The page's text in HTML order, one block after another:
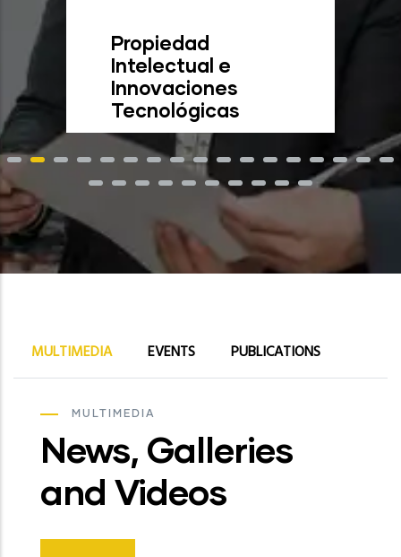
Propiedad
Intelectual e
Innovaciones
Tecnológicas
MULTIMEDIA EVENTS PUBLICATIONS
MULTIMEDIA
News, Galleries
and Videos